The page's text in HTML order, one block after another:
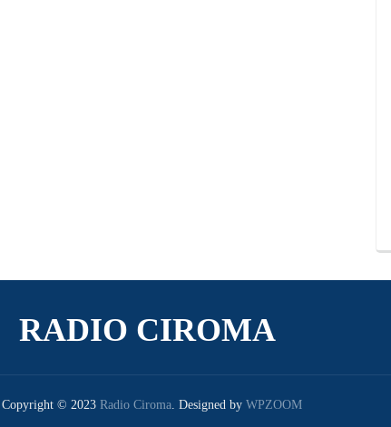
RADIO CIROMA
Copyright © 2023Radio Ciroma.Designed byWPZOOM